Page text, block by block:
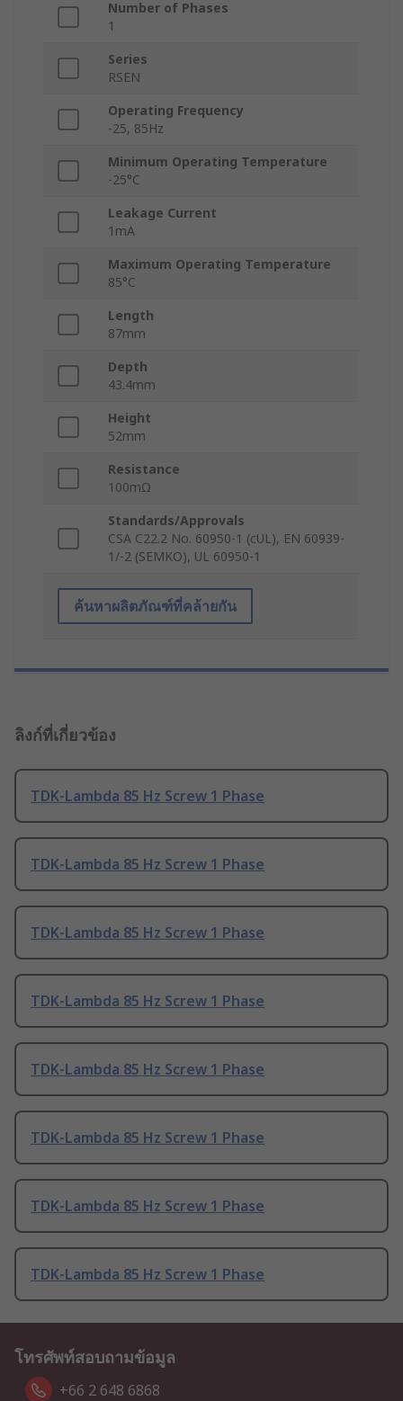
Number of Phases
1
Series
RSEN
Operating Frequency
-25, 85Hz
Minimum Operating Temperature
-25°C
Leakage Current
1mA
Maximum Operating Temperature
85°C
Length
87mm
Depth
43.4mm
Height
52mm
Resistance
100mΩ
Standards/Approvals
CSA C22.2 No. 60950-1 (cUL), EN 60939-
1/-2 (SEMKO), UL 60950-1
ค้นหาผลิตภัณฑ์ที่คล้ายกัน
ลิงก์ที่เกี่ยวข้อง
TDK-Lambda 85 Hz Screw 1 Phase
TDK-Lambda 85 Hz Screw 1 Phase
TDK-Lambda 85 Hz Screw 1 Phase
TDK-Lambda 85 Hz Screw 1 Phase
TDK-Lambda 85 Hz Screw 1 Phase
TDK-Lambda 85 Hz Screw 1 Phase
TDK-Lambda 85 Hz Screw 1 Phase
TDK-Lambda 85 Hz Screw 1 Phase
โทรศัพท์สอบถามข้อมูล
+66 2 648 6868